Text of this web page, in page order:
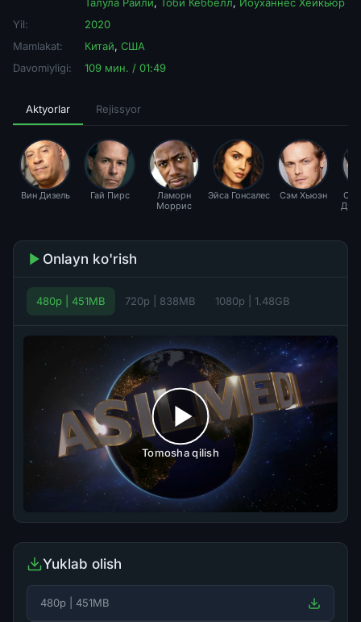
Yil:
2020
Mamlakat:
Китай, США
Davomiyligi:
109 мин. / 01:49
Aktyorlar Rejissyor
Вин Дизель Гай Пирс
Ламорн
Моррис
Эйса Гонсалес Сэм Хьюэн
Onlayn ko'rish
480p | 451MB 720p | 838MB 1080p | 1.48GB
Tomosha qilish
Yuklab olish
480p | 451MB